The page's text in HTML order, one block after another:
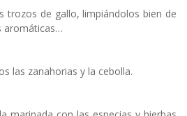
trozos de gallo, limpiándolos bien de
aromáticas…
las zanahorias y la cebolla.